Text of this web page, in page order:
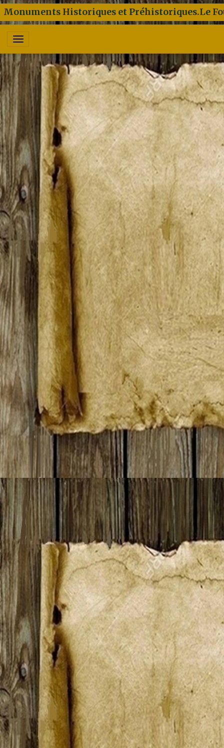
Monuments Historiques et Préhistoriques.Le